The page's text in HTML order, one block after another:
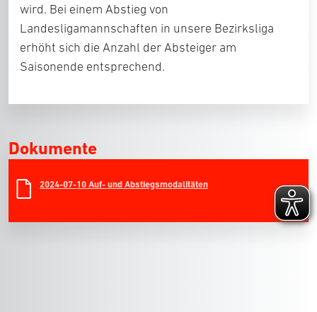
wird. Bei einem Abstieg von
Landesligamannschaften in unsere Bezirksliga
erhöht sich die Anzahl der Absteiger am
Saisonende entsprechend.
Dokumente
2024-07-10 Auf- und Abstiegsmodalitäten